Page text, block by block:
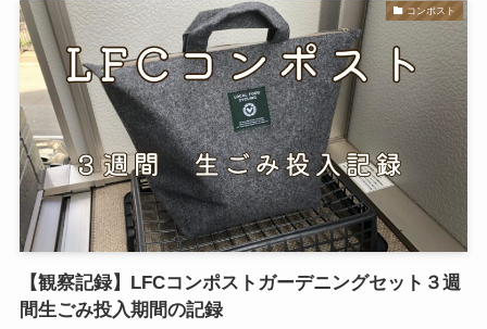
コンポスト
【観察記録】LFCコンポストガーデニングセット３週
間生ごみ投入期間の記録